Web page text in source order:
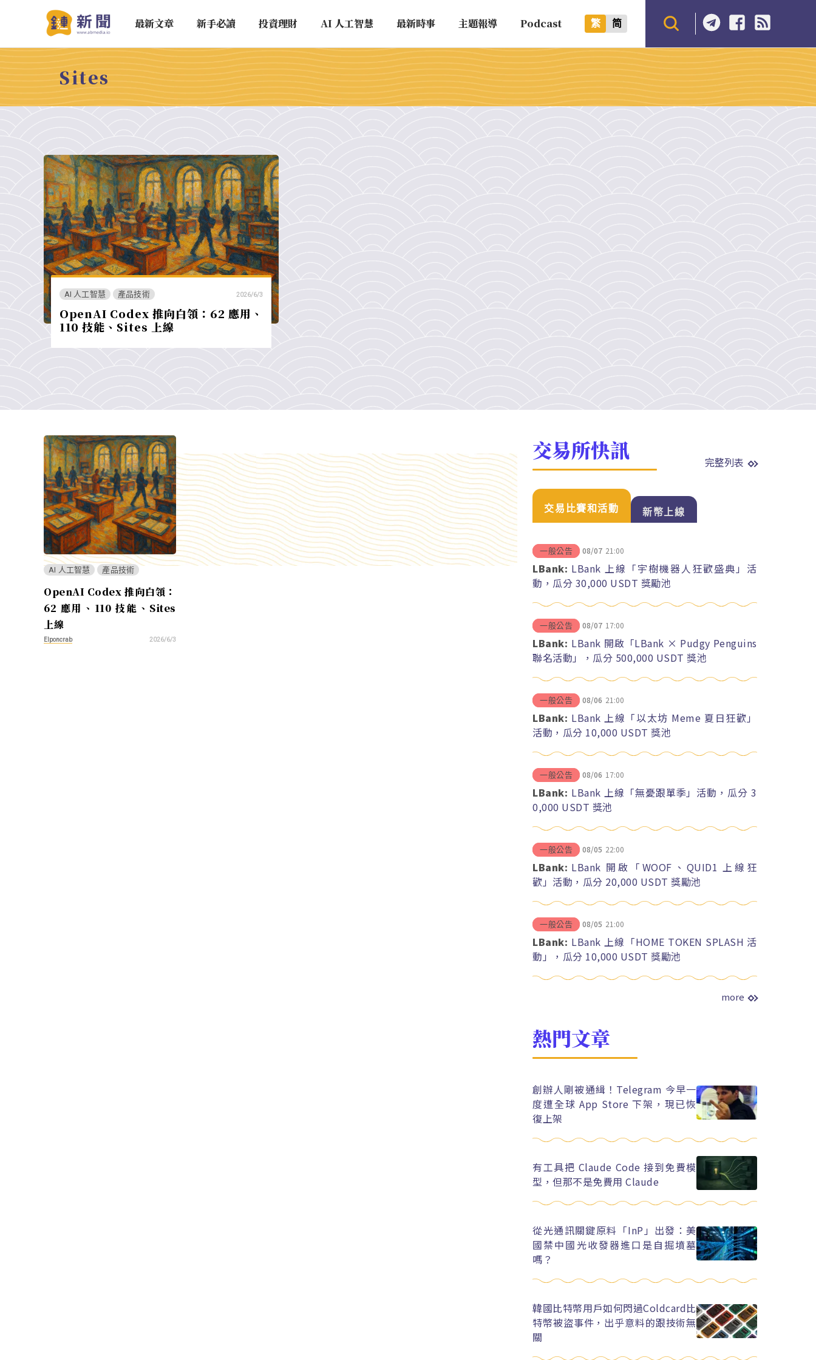
最新文章 新手必讀 投資理財 AI 人工智慧 最新時事 主題報導 Podcast 繁 简
Sites
AI 人工智慧 產品技術 2026/6/3
OpenAI Codex 推向白領：62 應用、
110 技能、Sites 上線
AI 人工智慧 產品技術
OpenAI Codex 推向白領：
62 應用、110 技能、Sites
上線
Elponcrab 2026/6/3
交易所快訊 完整列表
交易比賽和活動 新幣上線
一般公告 08/07 21:00
LBank: LBank 上線「宇樹機器人狂歡盛典」活
動，瓜分 30,000 USDT 獎勵池
一般公告 08/07 17:00
LBank: LBank 開啟「LBank × Pudgy Penguins
聯名活動」，瓜分 500,000 USDT 獎池
一般公告 08/06 21:00
LBank: LBank 上線「以太坊 Meme 夏日狂歡」
活動，瓜分 10,000 USDT 獎池
一般公告 08/06 17:00
LBank: LBank 上線「無憂跟單季」活動，瓜分 3
0,000 USDT 獎池
一般公告 08/05 22:00
LBank: LBank 開啟「WOOF、QUID1 上線狂
歡」活動，瓜分 20,000 USDT 獎勵池
一般公告 08/05 21:00
LBank: LBank 上線「HOME TOKEN SPLASH 活
動」，瓜分 10,000 USDT 獎勵池
more
熱門文章
創辦人剛被通緝！Telegram 今早一
度遭全球 App Store 下架，現已恢
復上架
有工具把 Claude Code 接到免費模
型，但那不是免費用 Claude
從光通訊關鍵原料「InP」出發：美
國禁中國光收發器進口是自掘墳墓
嗎？
韓國比特幣用戶如何閃過Coldcard比
特幣被盜事件，出乎意料的跟技術無
關